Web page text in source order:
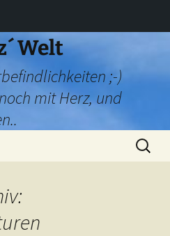
Welt
;-)
mit Herz, und
Suchen
nach: